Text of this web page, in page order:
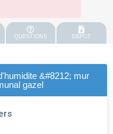
QUESTIONS DEPOT
&#8212; mur
gazel